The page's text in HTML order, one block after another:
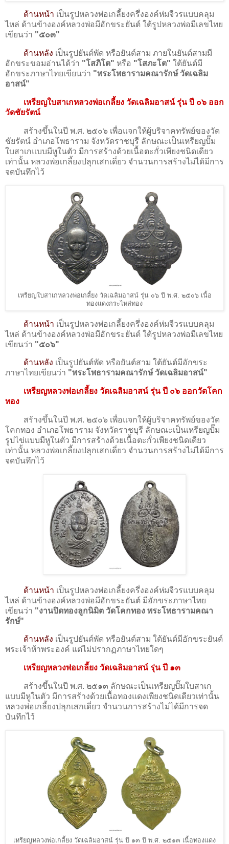
ด้านหน้า เป็นรูปหลวงพ่อเกลี้ยงครึ่งองค์ห่มจีวรแบบคลุม
ไหล่ ด้านข้างองค์หลวงพ่อมีอักขระยันต์ ใต้รูปหลวงพ่อมีเลขไทย
เขียนว่า "๕๐๓"
ด้านหลัง เป็นรูปยันต์พัด หรือยันต์สาม ภายในยันต์สามมี
อักขระขอมอ่านได้ว่า "โสภิโต" หรือ "โสภะโต" ใต้ยันต์มี
อักขระภาษาไทยเขียนว่า "พระโพธารามคณารักษ์ วัดเฉลิม
อาสน์"
เหรียญใบสาเกหลวงพ่อเกลี้ยง วัดเฉลิมอาสน์ รุ่น ปี ๐๖ ออก
วัดชัยรัตน์
สร้างขึ้นในปี พ.ศ. ๒๕๐๖ เพื่อแจกให้ผู้บริจาคทรัพย์ของวัด
ชัยรัตน์ อำเภอโพธาราม จังหวัดราชบุรี ลักษณะเป็นเหรียญปั๊ม
ใบสาเกแบบมีหูในตัว มีการสร้างด้วยเนื้อตะกั่วเพียงชนิดเดียว
เท่านั้น หลวงพ่อเกลี้ยงปลุกเสกเดี่ยว จำนวนการสร้างไม่ได้มีการ
จดบันทึกไว้
เหรียญใบสาเกหลวงพ่อเกลี้ยง วัดเฉลิมอาสน์ รุ่น ๐๖ ปี พ.ศ. ๒๕๐๖ เนื้อ
ทองแดงกระไหล่ทอง
ด้านหน้า เป็นรูปหลวงพ่อเกลี้ยงครึ่งองค์ห่มจีวรแบบคลุม
ไหล่ ด้านข้างองค์หลวงพ่อมีอักขระยันต์ ใต้รูปหลวงพ่อมีเลขไทย
เขียนว่า "๕๐๖"
ด้านหลัง เป็นรูปยันต์พัด หรือยันต์สาม ใต้ยันต์มีอักขระ
ภาษาไทยเขียนว่า "พระโพธารามคณารักษ์ วัดเฉลิมอาสน์"
เหรียญหลวงพ่อเกลี้ยง วัดเฉลิมอาสน์ รุ่น ปี ๐๖ ออกวัดโคก
ทอง
สร้างขึ้นในปี พ.ศ. ๒๕๐๖ เพื่อแจกให้ผู้บริจาคทรัพย์ของวัด
โคกทอง อำเภอโพธาราม จังหวัดราชบุรี ลักษณะเป็นเหรียญปั๊ม
รูปไข่แบบมีหูในตัว มีการสร้างด้วยเนื้อตะกั่วเพียงชนิดเดียว
เท่านั้น หลวงพ่อเกลี้ยงปลุกเสกเดี่ยว จำนวนการสร้างไม่ได้มีการ
จดบันทึกไว้
ด้านหน้า เป็นรูปหลวงพ่อเกลี้ยงครึ่งองค์ห่มจีวรแบบคลุม
ไหล่ ด้านข้างองค์หลวงพ่อมีอักขระยันต์ มีอักขระภาษาไทย
เขียนว่า "งานปิดทองลูกนิมิต วัดโคกทอง พระโพธารามคณา
รักษ์"
ด้านหลัง เป็นรูปยันต์พัด หรือยันต์สาม ใต้ยันต์มีอักขระยันต์
พระเจ้าห้าพระองค์ แต่ไม่ปรากฏภาษาไทยใดๆ
เหรียญหลวงพ่อเกลี้ยง วัดเฉลิมอาสน์ รุ่น ปี ๑๓
สร้างขึ้นในปี พ.ศ. ๒๕๑๓ ลักษณะเป็นเหรียญปั๊มใบสาเก
แบบมีหูในตัว มีการสร้างด้วยเนื้อทองแดงเพียงชนิดเดียวเท่านั้น
หลวงพ่อเกลี้ยงปลุกเสกเดี่ยว จำนวนการสร้างไม่ได้มีการจด
บันทึกไว้
เหรียญหลวงพ่อเกลี้ยง วัดเฉลิมอาสน์ รุ่น ปี ๑๓ ปี พ.ศ. ๒๕๑๓ เนื้อทองแดง